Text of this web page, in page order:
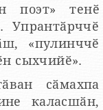
поэт» тенӗ
Упрантӑрччӗ
«пулинччӗ
сыхчийӗ».
сӑмахпа
каласшӑн,